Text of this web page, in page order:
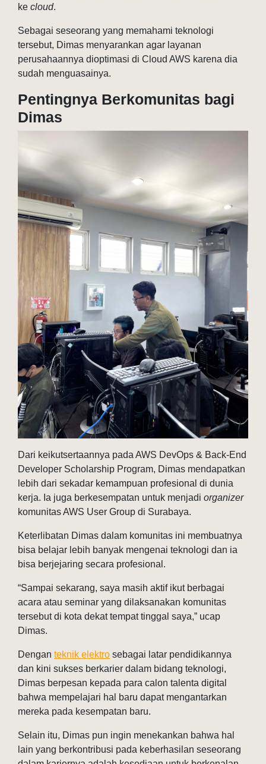
ke cloud.
Sebagai seseorang yang memahami teknologi
tersebut, Dimas menyarankan agar layanan
perusahaannya dioptimasi di Cloud AWS karena dia
sudah menguasainya.
Pentingnya Berkomunitas bagi
Dimas
Dari keikutsertaannya pada AWS DevOps & Back-End
Developer Scholarship Program, Dimas mendapatkan
lebih dari sekadar kemampuan profesional di dunia
kerja. Ia juga berkesempatan untuk menjadi organizer
komunitas AWS User Group di Surabaya.
Keterlibatan Dimas dalam komunitas ini membuatnya
bisa belajar lebih banyak mengenai teknologi dan ia
bisa berjejaring secara profesional.
“Sampai sekarang, saya masih aktif ikut berbagai
acara atau seminar yang dilaksanakan komunitas
tersebut di kota dekat tempat tinggal saya,” ucap
Dimas.
Dengan teknik elektro sebagai latar pendidikannya
dan kini sukses berkarier dalam bidang teknologi,
Dimas berpesan kepada para calon talenta digital
bahwa mempelajari hal baru dapat mengantarkan
mereka pada kesempatan baru.
Selain itu, Dimas pun ingin menekankan bahwa hal
lain yang berkontribusi pada keberhasilan seseorang